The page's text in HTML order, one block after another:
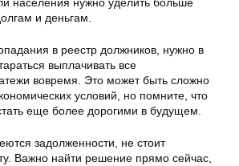
и деньгам.
в реестр должников, нужно в
выплачивать все
вовремя. Это может быть сложно
условий, но помните, что
еще более дорогими в будущем.
задолженности, не стоит
Важно найти решение прямо сейчас,